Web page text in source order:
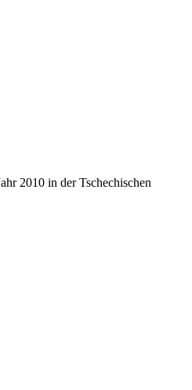
2010 in der Tschechischen